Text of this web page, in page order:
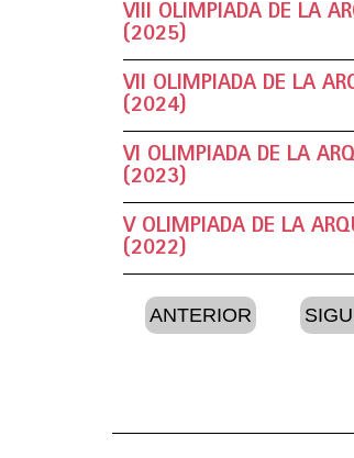
VIII OLIMPIADA DE LA
(2025)
VII OLIMPIADA DE LA
(2024)
VI OLIMPIADA DE LA
(2023)
V OLIMPIADA DE LA
(2022)
ANTERIOR